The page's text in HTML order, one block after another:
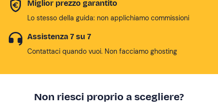
Miglior prezzo garantito
Lo stesso della guida: non applichiamo commissioni
Assistenza 7 su 7
Contattaci quando vuoi. Non facciamo ghosting
Non riesci proprio a scegliere?